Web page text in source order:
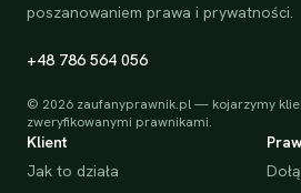
poszanowaniem prawa i prywatności.
+48 786 564 056
© 2026 zaufanyprawnik.pl — kojarzymy
zweryfikowanymi prawnikami.
Klient
Jak to działa